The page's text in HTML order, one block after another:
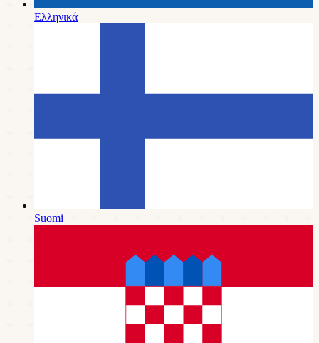
Ελληνικά
Suomi